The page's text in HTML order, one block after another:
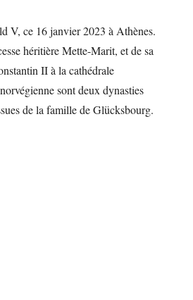
V, ce 16 janvier 2023 à Athènes.
héritière Mette-Marit, et de sa
II à la cathédrale
sont deux dynasties
de la famille de Glücksbourg.